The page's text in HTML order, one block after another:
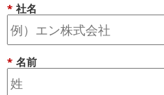
* 社名
* 名前